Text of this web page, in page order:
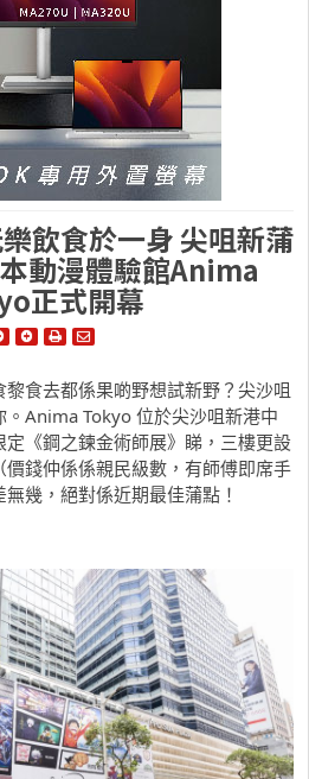
樂飲食於一身 尖咀新蒲
動漫體驗館Anima
正式開幕
食去都係果啲野想試新野？尖沙咀
Anima Tokyo 位於尖沙咀新港中
《鋼之鍊金術師展》睇，三樓更設
錢仲係係親民級數，有師傅即席手
幾，絕對係近期最佳蒲點！